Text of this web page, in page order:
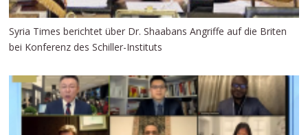
Syria Times berichtet über Dr. Shaabans Angriffe auf die Briten
bei Konferenz des Schiller-Instituts